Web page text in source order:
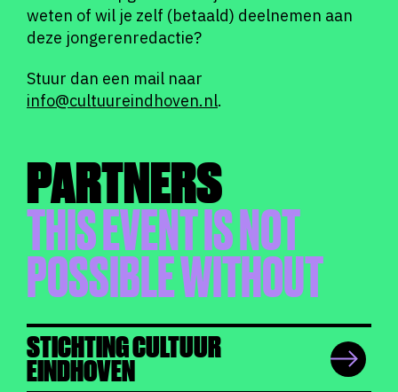
weten of wil je zelf (betaald) deelnemen aan
deze jongerenredactie?
Stuur dan een mail naar
info@cultuureindhoven.nl.
PARTNERS
THIS EVENT IS NOT
POSSIBLE WITHOUT
STICHTING CULTUUR
EINDHOVEN